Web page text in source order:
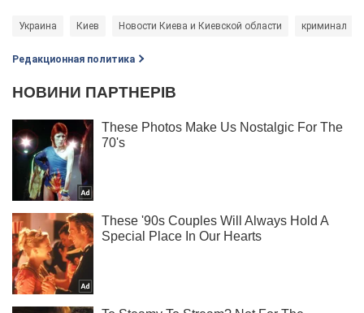
Украина Киев Новости Киева и Киевской области криминал
Редакционная политика